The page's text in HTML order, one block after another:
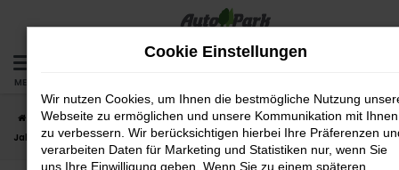
Zum
springen
MENÜ
Startseite Ingolstadt Škoda Škoda Octavia
Škoda Octavia
Jahreswagen – das fast neue Auto für Ingolstadt
Cookie Einstellungen
Wir nutzen Cookies, um Ihnen die bestmögliche Nutzung
Webseite zu ermöglichen und unsere Kommunikation mit Ihnen
zu verbessern. Wir berücksichtigen hierbei Ihre Präferenzen
verarbeiten Daten für Marketing und Statistiken nur, wenn Sie
uns Ihre Einwilligung geben. Wenn Sie zu einem späteren